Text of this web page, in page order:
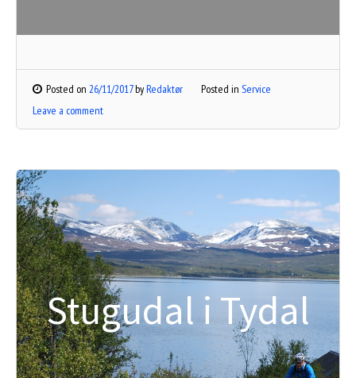
Posted on 26/11/2017byRedaktør Posted in Service
Leave a comment
Stugudal i Tydal